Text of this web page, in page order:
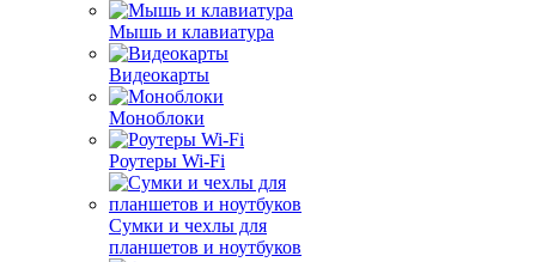
Мышь и клавиатура
Видеокарты
Моноблоки
Роутеры Wi-Fi
Сумки и чехлы для
планшетов и ноутбуков